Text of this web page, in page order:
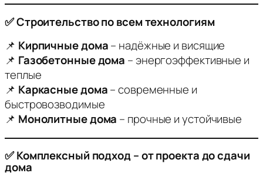
✅ Строительство по всем технологиям
📌 Кирпичные дома– надёжные и висящие
📌 Газобетонные дома – энергоэффективные и
теплые
📌 Каркасные дома– современные и
быстровозводимые
📌 Монолитные дома – прочные и устойчивые
✅ Комплексный подход – от проекта до сдачи
дома